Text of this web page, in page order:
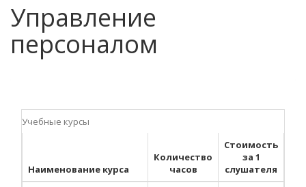
Управление
персоналом
Учебные курсы
Наименование курса
Количество
часов
Стоимость
за 1
слушателя